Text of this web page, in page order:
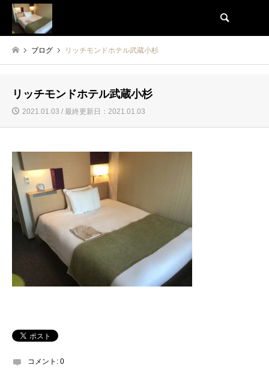
ブログ リッチモンドホテル武蔵小杉
リッチモンドホテル武蔵小杉
2021.01.03 / 最終更新日：2021.01.03
コメント: 0